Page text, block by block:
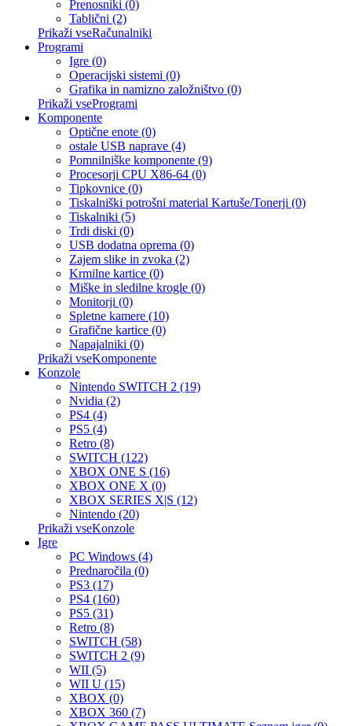
Prenosniki (0)
Tablični (2)
Prikaži vseRačunalniki
Programi
Igre (0)
Operacijski sistemi (0)
Grafika in namizno založništvo (0)
Prikaži vseProgrami
Komponente
Optične enote (0)
ostale USB naprave (4)
Pomnilniške komponente (9)
Procesorji CPU X86-64 (0)
Tipkovnice (0)
Tiskalniški potrošni material Kartuše/Tonerji (0)
Tiskalniki (5)
Trdi diski (0)
USB dodatna oprema (0)
Zajem slike in zvoka (2)
Krmilne kartice (0)
Miške in sledilne krogle (0)
Monitorji (0)
Spletne kamere (10)
Grafične kartice (0)
Napajalniki (0)
Prikaži vseKomponente
Konzole
Nintendo SWITCH 2 (19)
Nvidia (2)
PS4 (4)
PS5 (4)
Retro (8)
SWITCH (122)
XBOX ONE S (16)
XBOX ONE X (0)
XBOX SERIES X|S (12)
Nintendo (20)
Prikaži vseKonzole
Igre
PC Windows (4)
Prednaročila (0)
PS3 (17)
PS4 (160)
PS5 (31)
Retro (8)
SWITCH (58)
SWITCH 2 (9)
WII (5)
WII U (15)
XBOX (0)
XBOX 360 (7)